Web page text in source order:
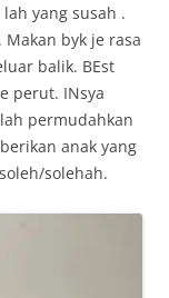
yang susah .
byk je rasa
balik. BEst
perut. INsya
permudahkan
anak yang
solehah.